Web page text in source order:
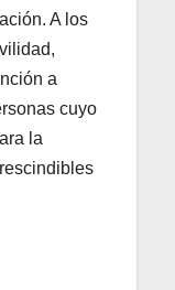
A los
a
cuyo
la